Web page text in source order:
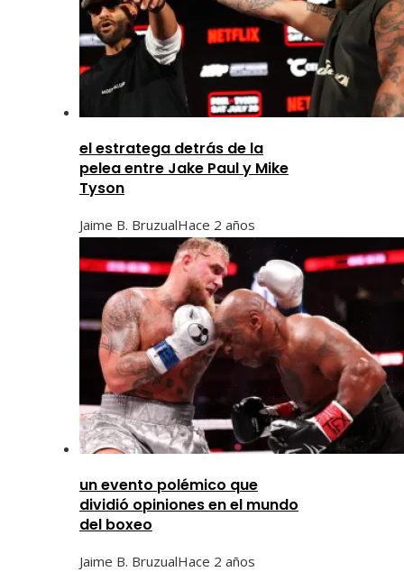
el estratega detrás de la
pelea entre Jake Paul y Mike
Tyson
Jaime B. BruzualHace 2 años
un evento polémico que
dividió opiniones en el mundo
del boxeo
Jaime B. BruzualHace 2 años